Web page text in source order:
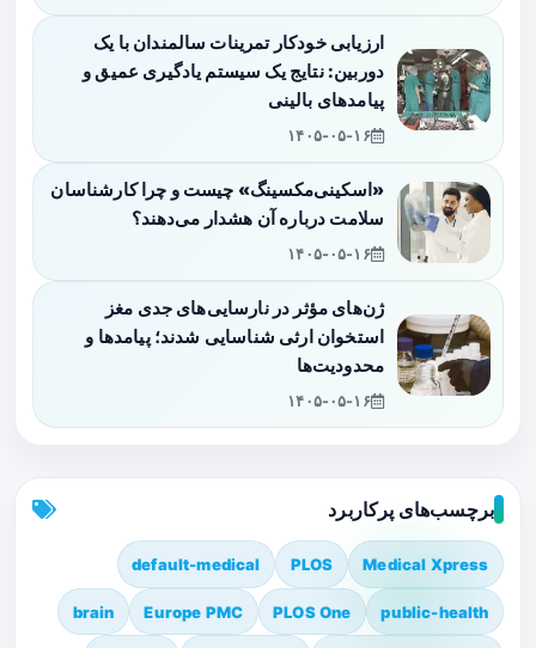
ارزیابی خودکار تمرینات سالمندان با یک
دوربین: نتایج یک سیستم یادگیری عمیق و
پیامدهای بالینی
۱۴۰۵-۰۵-۱۶
«اسکینی‌مکسینگ» چیست و چرا کارشناسان
سلامت درباره آن هشدار می‌دهند؟
۱۴۰۵-۰۵-۱۶
ژن‌های مؤثر در نارسایی‌های جدی مغز
استخوان ارثی شناسایی شدند؛ پیامدها و
محدودیت‌ها
۱۴۰۵-۰۵-۱۶
برچسب‌های پرکاربرد
Medical Xpress
PLOS
default-medical
public-health
PLOS One
Europe PMC
brain